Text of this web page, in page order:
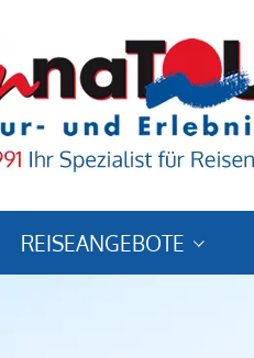
REISEANGEBOTE